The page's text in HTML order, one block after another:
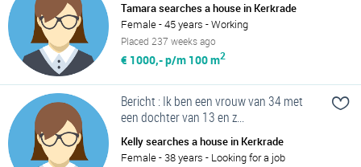
Tamara searches a house in Kerkrade
Female - 45 years - Working
Placed 237 weeks ago
€ 1000,- p/m 100 m2
Bericht : Ik ben een vrouw van 34 met
een dochter van 13 en z...
Kelly searches a house in Kerkrade
Female - 38 years - Looking for a job